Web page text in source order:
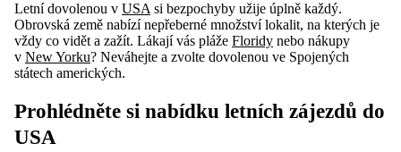
Letní dovolenou v USA si bezpochyby užije úplně každý.
Obrovská země nabízí nepřeberné množství lokalit, na kterých je
vždy co vidět a zažít. Lákají vás pláže Floridy nebo nákupy
v New Yorku? Neváhejte a zvolte dovolenou ve Spojených
státech amerických.
Prohlédněte si nabídku letních zájezdů do
USA